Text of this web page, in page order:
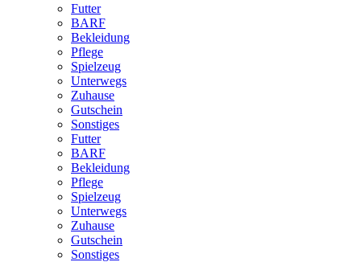
Futter
BARF
Bekleidung
Pflege
Spielzeug
Unterwegs
Zuhause
Gutschein
Sonstiges
Futter
BARF
Bekleidung
Pflege
Spielzeug
Unterwegs
Zuhause
Gutschein
Sonstiges